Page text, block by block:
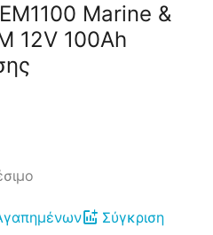
Marine &
12V 100Ah
Σύγκριση